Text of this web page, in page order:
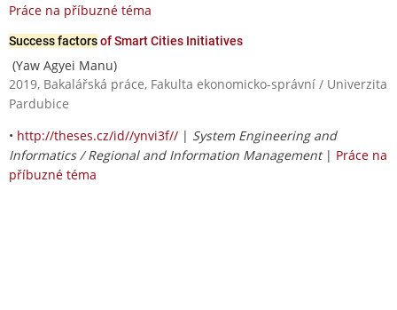
Práce na příbuzné téma
Success factorsof Smart Cities Initiatives
(Yaw Agyei Manu)
2019, Bakalářská práce, Fakulta ekonomicko-správní / Univerzita
Pardubice
• http://theses.cz/id//ynvi3f// | System Engineering and
Informatics / Regional and Information Management| Práce na
příbuzné téma